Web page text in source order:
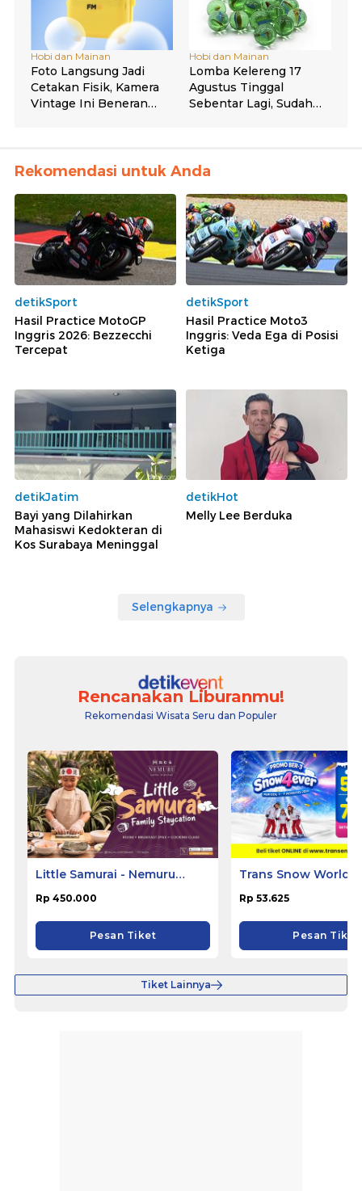
Rekomendasi untuk Anda
detikSport
Hasil Practice MotoGP
Inggris 2026: Bezzecchi
Tercepat
detikSport
Hasil Practice Moto3
Inggris: Veda Ega di Posisi
Ketiga
detikJatim
Bayi yang Dilahirkan
Mahasiswi Kedokteran di
Kos Surabaya Meninggal
detikHot
Melly Lee Berduka
Selengkapnya
Rencanakan Liburanmu!
Rekomendasi Wisata Seru dan Populer
Little Samurai - Nemuru
Rp 450.000
Pesan Tiket
Trans Snow World
Rp 53.625
Pesan Tiket
Tiket Lainnya